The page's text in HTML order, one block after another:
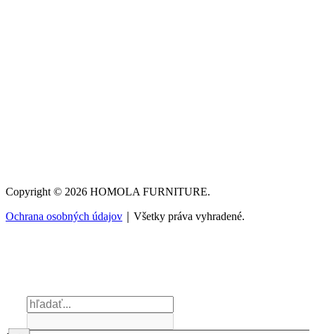
Copyright © 2026 HOMOLA FURNITURE.
Ochrana osobných údajov ｜Všetky práva vyhradené.